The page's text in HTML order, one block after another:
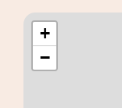
houtlook
moderne
uitstraling.
+
−